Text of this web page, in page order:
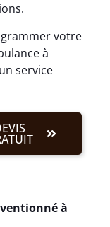
votre
à
service
à